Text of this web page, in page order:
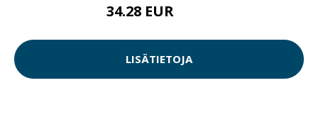
34.28 EUR
LISÄTIETOJA